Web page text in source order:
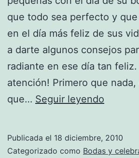
que todo sea perfecto y
en el día más feliz de sus
a darte algunos consejos
radiante en ese día tan feliz.
atención! Primero que
que… Seguir leyendo
Publicada el 18 diciembre, 2010
Categorizado como Bodas y